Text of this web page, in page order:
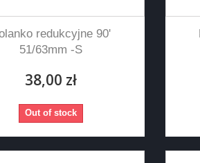
redukcyjne 90'
51/63mm -S
38,00 zł
Out of stock